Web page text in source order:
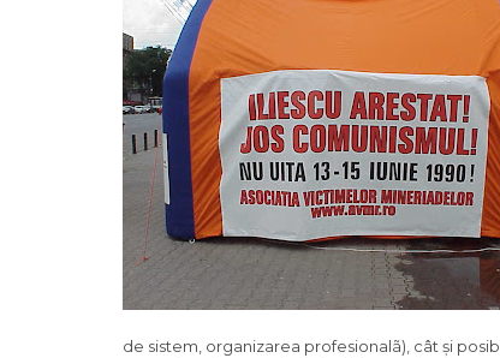
de sistem, organizarea profesionalã), cât și